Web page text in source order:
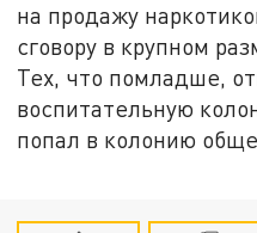
на продажу
сговору в крупном
Тех, что помладше,
воспитательную
попал в колонию